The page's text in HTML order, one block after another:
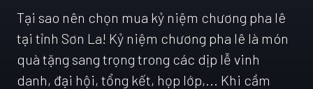
Tại sao nên chọn mua kỷ niệm chương pha lê
tại tỉnh Sơn La! Kỷ niệm chương pha lê là món
quà tặng sang trọng trong các dịp lễ vinh
danh, đại hội, tổng kết, họp lớp,... Khi cầm